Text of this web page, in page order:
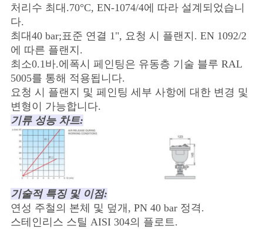
처리수 최대.70°C, EN-1074/4에 따라 설계되었습니
다.
최대40 bar;표준 연결 1", 요청 시 플랜지. EN 1092/2
에 따른 플랜지.
최소0.1바.에폭시 페인팅은 유동층 기술 블루 RAL
5005를 통해 적용됩니다.
요청 시 플랜지 및 페인팅 세부 사항에 대한 변경 및
변형이 가능합니다.
기류 성능 차트:
기술적 특징 및 이점:
연성 주철의 본체 및 덮개, PN 40 bar 정격.
스테인리스 스틸 AISI 304의 플로트.